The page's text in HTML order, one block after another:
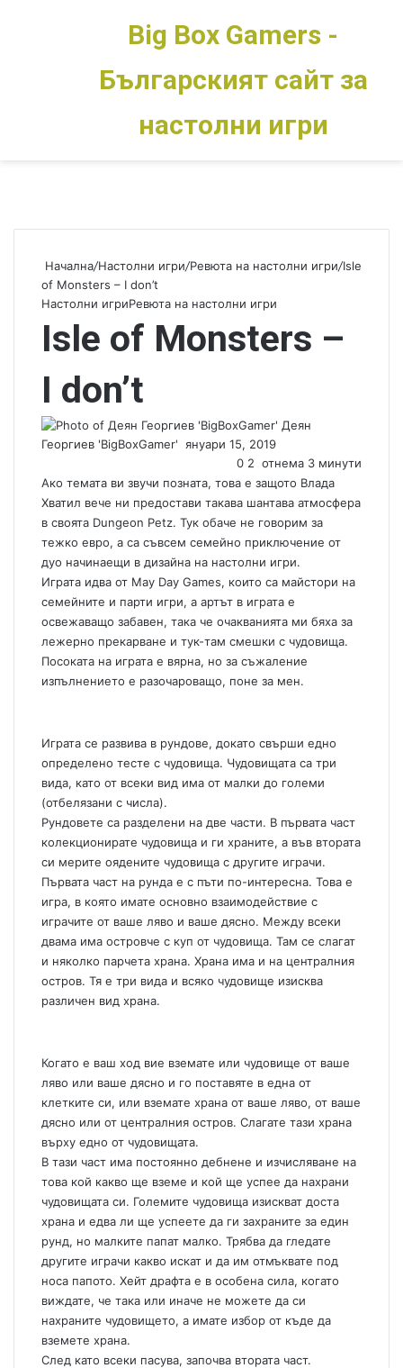
Switch skin
Big Box Gamers -
Българският сайт за
настолни игри
Начална/Настолни игри/Ревюта на настолни игри/Isle
of Monsters – I don’t
Настолни игриРевюта на настолни игри
Isle of Monsters –
I don’t
Деян
Георгиев 'BigBoxGamer'
S
n
d
a
n
e
m
януари 15, 2019
0 2 отнема 3 минути
Ако темата ви звучи позната, това е защото Влада
Хватил вече ни предостави такава шантава атмосфера
в своята Dungeon Petz. Тук обаче не говорим за
тежко евро, а са съвсем семейно приключение от
дуо начинаещи в дизайна на настолни игри.
Играта идва от May Day Games, които са майстори на
семейните и парти игри, а артът в играта е
освежаващо забавен, така че очакванията ми бяха за
лежерно прекарване и тук-там смешки с чудовища.
Посоката на играта е вярна, но за съжаление
изпълнението е разочароващо, поне за мен.
Играта се развива в рундове, докато свърши едно
определено тесте с чудовища. Чудовищата са три
вида, като от всеки вид има от малки до големи
(отбелязани с числа).
Рундовете са разделени на две части. В първата част
колекционирате чудовища и ги храните, а във втората
си мерите оядените чудовища с другите играчи.
Първата част на рунда е с пъти по-интересна. Това е
игра, в която имате основно взаимодействие с
играчите от ваше ляво и ваше дясно. Между всеки
двама има островче с куп от чудовища. Там се слагат
и няколко парчета храна. Храна има и на централния
остров. Тя е три вида и всяко чудовище изисква
различен вид храна.
Когато е ваш ход вие вземате или чудовище от ваше
ляво или ваше дясно и го поставяте в една от
клетките си, или вземате храна от ваше ляво, от ваше
дясно или от централния остров. Слагате тази храна
върху едно от чудовищата.
В тази част има постоянно дебнене и изчисляване на
това кой какво ще вземе и кой ще успее да нахрани
чудовищата си. Големите чудовища изискват доста
храна и едва ли ще успеете да ги захраните за един
рунд, но малките папат малко. Трябва да гледате
другите играчи какво искат и да им отмъквате под
носа папото. Хейт драфта е в особена сила, когато
виждате, че така или иначе не можете да си
нахраните чудовището, а имате избор от къде да
вземете храна.
След като всеки пасува, започва втората част.